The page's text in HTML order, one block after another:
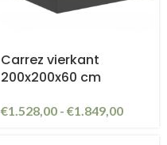
Carrez vierkant
200x200x60 cm
€1.528,00 - €1.849,00